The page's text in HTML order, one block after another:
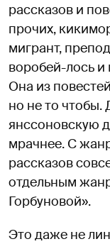
рассказов и
прочих,
мигрант,
воробей-лось и
Она из
но не то чтобы.
янссоновскую
мрачнее. С
рассказов
отдельным
Горбуновой».
Это даже не